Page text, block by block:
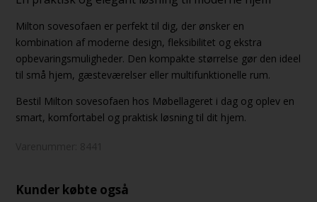
Milton sovesofaen er perfekt til dig, der ønsker en
kombination af moderne design, fleksibilitet og ekstra
opbevaringsmuligheder. Den kompakte størrelse gør den ideel
til små hjem, gæsteværelser eller multifunktionelle rum.
Bestil Milton sovesofaen hos Møbellageret i dag og oplev en
smart, komfortabel og praktisk løsning til dit hjem.
Kunder købte også